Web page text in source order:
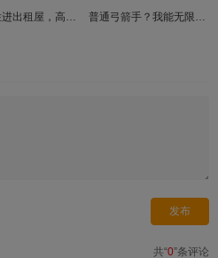
大小姐住进出租屋，高冷保镖摊牌了 普通弓箭手？我能无限叠加攻击力第三季
共“0”条评论